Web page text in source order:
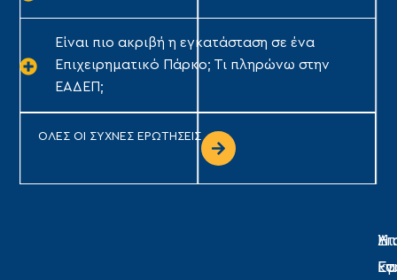
Είναι πιο ακριβή η εγκατάσταση σε ένα
Επιχειρηματικό Πάρκο; Τι πληρώνω στην
ΕΑΔΕΠ;
ΟΛΕΣ ΟΙ ΣΥΧΝΕΣ ΕΡΩΤΗΣΕΙΣ
Η